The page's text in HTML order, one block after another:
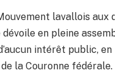
lavallois aux
en pleine
intérêt public, en
la Couronne fédérale.